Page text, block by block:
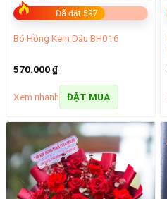
Đã đặt 597
Bó Hồng Kem Dâu BH016
570.000₫
Xem nhanh ĐẶT MUA